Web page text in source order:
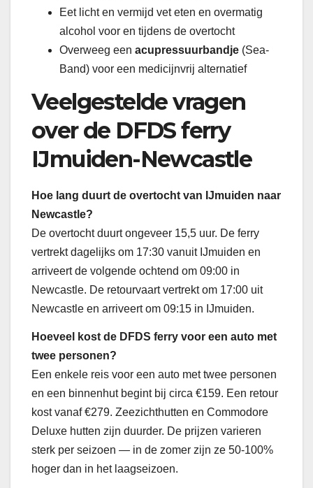
Eet licht en vermijd vet eten en overmatig
alcohol voor en tijdens de overtocht
Overweeg een acupressuurbandje (Sea-
Band) voor een medicijnvrij alternatief
Veelgestelde vragen
over de DFDS ferry
IJmuiden-Newcastle
Hoe lang duurt de overtocht van IJmuiden naar
Newcastle?
De overtocht duurt ongeveer 15,5 uur. De ferry
vertrekt dagelijks om 17:30 vanuit IJmuiden en
arriveert de volgende ochtend om 09:00 in
Newcastle. De retourvaart vertrekt om 17:00 uit
Newcastle en arriveert om 09:15 in IJmuiden.
Hoeveel kost de DFDS ferry voor een auto met
twee personen?
Een enkele reis voor een auto met twee personen
en een binnenhut begint bij circa €159. Een retour
kost vanaf €279. Zeezichthutten en Commodore
Deluxe hutten zijn duurder. De prijzen varieren
sterk per seizoen — in de zomer zijn ze 50-100%
hoger dan in het laagseizoen.